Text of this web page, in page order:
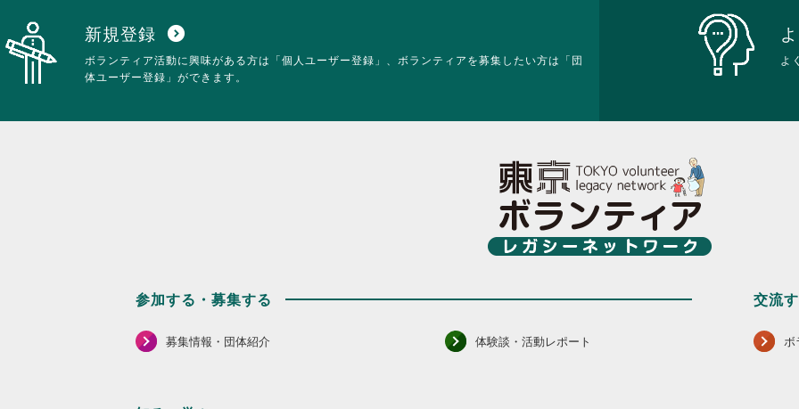
新規登録 expand_circle_down
ボランティア活動に興味がある方は「個人ユーザー登録」、ボランティアを募集したい方は「団
体ユーザー登録」ができます。
よ
参加する・募集する
募集情報・団体紹介 体験談・活動レポート
交流
ボ